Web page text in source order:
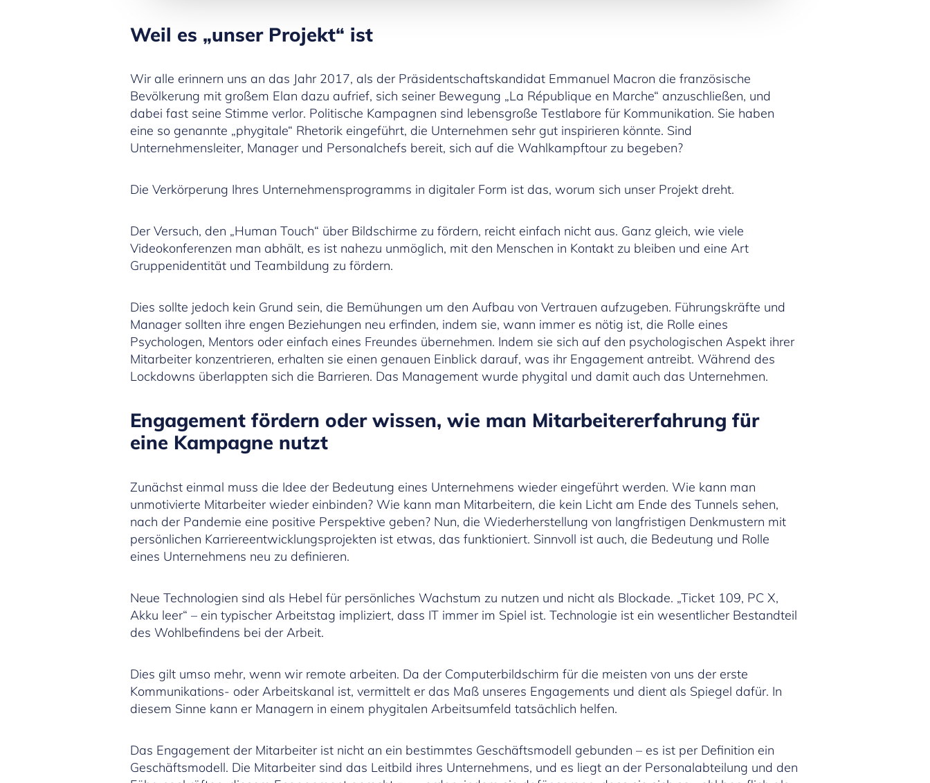
Weil es „unser Projekt“ ist
Wir alle erinnern uns an das Jahr 2017, als der Präsidentschaftskandidat Emmanuel Macron die französische
Bevölkerung mit großem Elan dazu aufrief, sich seiner Bewegung „La République en Marche“ anzuschließen, und
dabei fast seine Stimme verlor. Politische Kampagnen sind lebensgroße Testlabore für Kommunikation. Sie haben
eine so genannte „phygitale“ Rhetorik eingeführt, die Unternehmen sehr gut inspirieren könnte. Sind
Unternehmensleiter, Manager und Personalchefs bereit, sich auf die Wahlkampftour zu begeben?
Die Verkörperung Ihres Unternehmensprogramms in digitaler Form ist das, worum sich unser Projekt dreht.
Der Versuch, den „Human Touch“ über Bildschirme zu fördern, reicht einfach nicht aus. Ganz gleich, wie viele
Videokonferenzen man abhält, es ist nahezu unmöglich, mit den Menschen in Kontakt zu bleiben und eine Art
Gruppenidentität und Teambildung zu fördern.
Dies sollte jedoch kein Grund sein, die Bemühungen um den Aufbau von Vertrauen aufzugeben. Führungskräfte und
Manager sollten ihre engen Beziehungen neu erfinden, indem sie, wann immer es nötig ist, die Rolle eines
Psychologen, Mentors oder einfach eines Freundes übernehmen. Indem sie sich auf den psychologischen Aspekt ihrer
Mitarbeiter konzentrieren, erhalten sie einen genauen Einblick darauf, was ihr Engagement antreibt. Während des
Lockdowns überlappten sich die Barrieren. Das Management wurde phygital und damit auch das Unternehmen.
Engagement fördern oder wissen, wie man Mitarbeitererfahrung für
eine Kampagne nutzt
Zunächst einmal muss die Idee der Bedeutung eines Unternehmens wieder eingeführt werden. Wie kann man
unmotivierte Mitarbeiter wieder einbinden? Wie kann man Mitarbeitern, die kein Licht am Ende des Tunnels sehen,
nach der Pandemie eine positive Perspektive geben? Nun, die Wiederherstellung von langfristigen Denkmustern mit
persönlichen Karriereentwicklungsprojekten ist etwas, das funktioniert. Sinnvoll ist auch, die Bedeutung und Rolle
eines Unternehmens neu zu definieren.
Neue Technologien sind als Hebel für persönliches Wachstum zu nutzen und nicht als Blockade. „Ticket 109, PC X,
Akku leer“ – ein typischer Arbeitstag impliziert, dass IT immer im Spiel ist. Technologie ist ein wesentlicher Bestandteil
des Wohlbefindens bei der Arbeit.
Dies gilt umso mehr, wenn wir remote arbeiten. Da der Computerbildschirm für die meisten von uns der erste
Kommunikations- oder Arbeitskanal ist, vermittelt er das Maß unseres Engagements und dient als Spiegel dafür. In
diesem Sinne kann er Managern in einem phygitalen Arbeitsumfeld tatsächlich helfen.
Das Engagement der Mitarbeiter ist nicht an ein bestimmtes Geschäftsmodell gebunden – es ist per Definition ein
Geschäftsmodell. Die Mitarbeiter sind das Leitbild ihres Unternehmens, und es liegt an der Personalabteilung und den